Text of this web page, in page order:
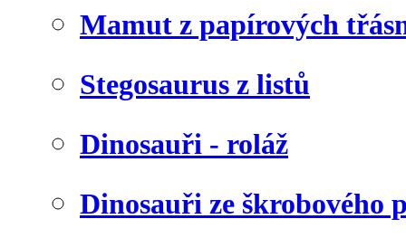
Mamut z papírových
Stegosaurus z listů
Dinosauři - roláž
Dinosauři ze škrobového